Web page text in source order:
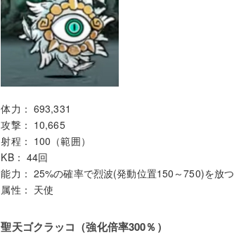
体力： 693,331
攻撃： 10,665
射程： 100（範囲）
KB： 44回
能力： 25%の確率で烈波(発動位置150～750)を放つ
属性： 天使
聖天ゴクラッコ（強化倍率300％）